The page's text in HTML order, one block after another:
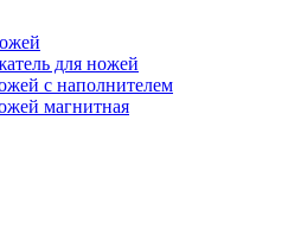
для ножей
с наполнителем
магнитная